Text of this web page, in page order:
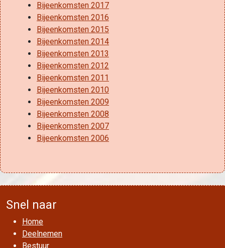
Bijeenkomsten 2017
Bijeenkomsten 2016
Bijeenkomsten 2015
Bijeenkomsten 2014
Bijeenkomsten 2013
Bijeenkomsten 2012
Bijeenkomsten 2011
Bijeenkomsten 2010
Bijeenkomsten 2009
Bijeenkomsten 2008
Bijeenkomsten 2007
Bijeenkomsten 2006
Snel naar
Home
Deelnemen
Bestuur